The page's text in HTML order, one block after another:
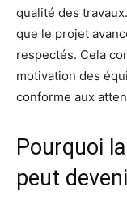
qualité des
que le projet
respectés. Cela
motivation des
conforme aux
Pourquoi
peut